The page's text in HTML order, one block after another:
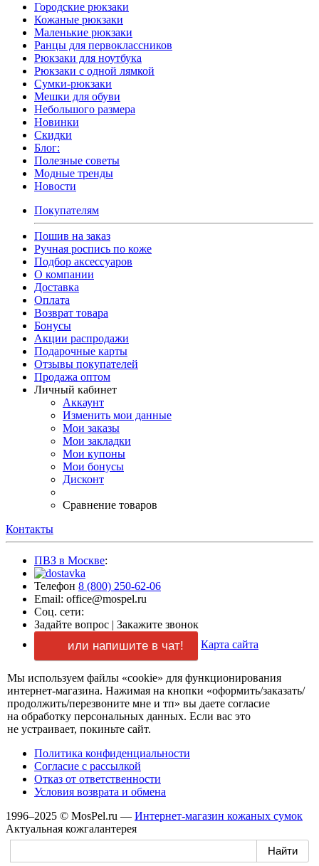
Городские рюкзаки
Кожаные рюкзаки
Маленькие рюкзаки
Ранцы для первоклассников
Рюкзаки для ноутбука
Рюкзаки с одной лямкой
Сумки-рюкзаки
Мешки для обуви
Небольшого размера
Новинки
Скидки
Блог:
Полезные советы
Модные тренды
Новости
Покупателям
Пошив на заказ
Ручная роспись по коже
Подбор аксессуаров
О компании
Доставка
Оплата
Возврат товара
Бонусы
Акции распродажи
Подарочные карты
Отзывы покупателей
Продажа оптом
Личный кабинет
Аккаунт
Изменить мои данные
Мои заказы
Мои закладки
Мои купоны
Мои бонусы
Дисконт
Сравнение товаров
Контакты
ПВЗ в Москве:
Телефон 8 (800) 250-62-06
Email: office@mospel.ru
Соц. сети:
Задайте вопрос | Закажите звонок
или напишите в чат! Карта сайта
Мы используем файлы «cookie» для функционирования
интернет-магазина. Нажимая на кнопки «оформить/заказать/
продолжить/перезвоните мне и тп» вы даете согласие
на обработку персональных данных. Если вас это
не устраивает, покиньте сайт.
Политика конфиденциальности
Согласие с рассылкой
Отказ от ответственности
Условия возврата и обмена
1996–2025 © MosPel.ru — Интернет-магазин кожаных сумок
Актуальная кожгалантерея